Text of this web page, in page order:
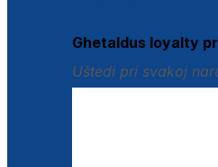
Ghetaldus loyalty
Uštedi pri svakoj